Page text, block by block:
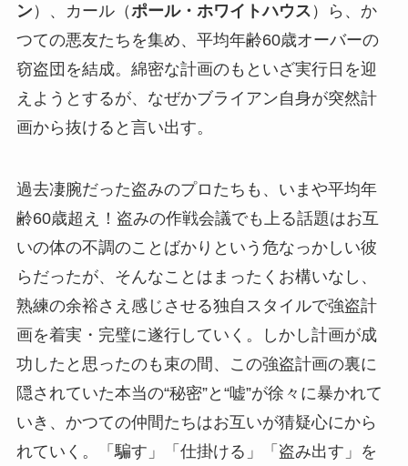
ン）、カール（ポール・ホワイトハウス ）ら、か
つての悪友たちを集め、平均年齢60歳オーバーの
窃盗団を結成。綿密な計画のもといざ実行日を迎
えようとするが、なぜかブライアン自身が突然計
画から抜けると言い出す。
過去凄腕だった盗みのプロたちも、いまや平均年
齢60歳超え！盗みの作戦会議でも上る話題はお互
いの体の不調のことばかりという危なっかしい彼
らだったが、そんなことはまったくお構いなし、
熟練の余裕さえ感じさせる独自スタイルで強盗計
画を着実・完璧に遂行していく。しかし計画が成
功したと思ったのも束の間、この強盗計画の裏に
隠されていた本当の“秘密”と“嘘”が徐々に暴かれて
いき、かつての仲間たちはお互いが猜疑心にから
れていく。「騙す」「仕掛ける」「盗み出す」を